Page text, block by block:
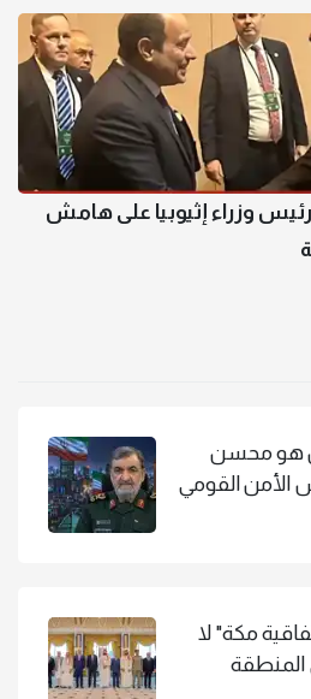
وزراء إثيوبيا على هامش
هو محسن
الأمن القومي
مكة" لا